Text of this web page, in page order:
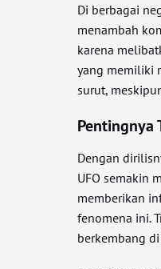
Di berbagai
menambah
karena
yang memiliki
surut,
Pentingnya
Dengan
UFO semakin
memberikan
fenomena ini.
berkembang